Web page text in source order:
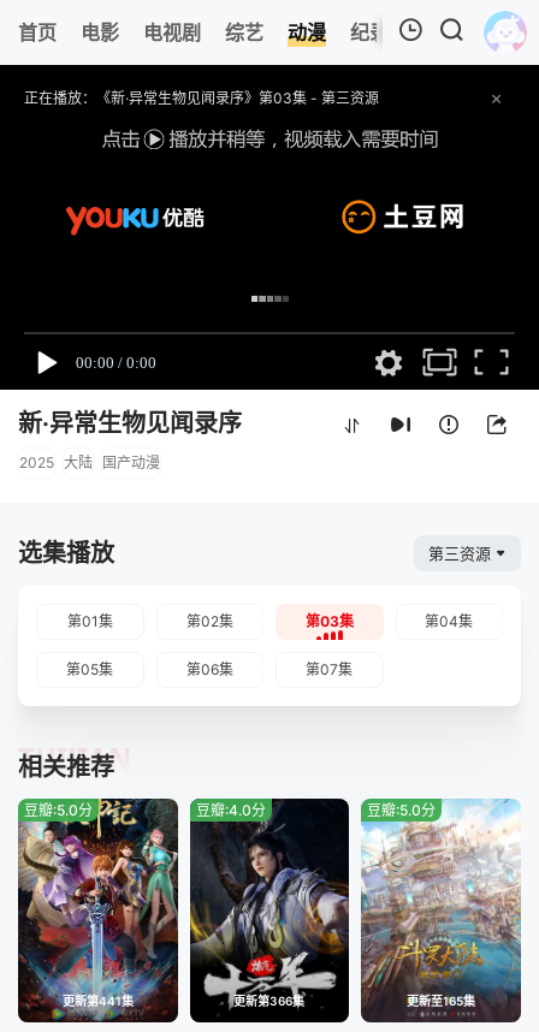
首页 电影 电视剧 综艺 动漫 纪录片 视频短片
我的观影记录
正在播放：《新·异常生物见闻录序》第03集 - 第三资源
请勿相信视频中广告,以免上当受骗.
新·异常生物见闻录序
2025 大陆 国产动漫
选集播放 第三资源
第01集 第02集 第03集 第04集
第05集 第06集 第07集
相关推荐
TUIJIAN
更新第441集
豆瓣:5.0分
更新第366集
豆瓣:4.0分
更新至165集
豆瓣:5.0分